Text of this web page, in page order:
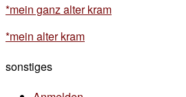
*mein ganz alter kram
*mein alter kram
sonstiges